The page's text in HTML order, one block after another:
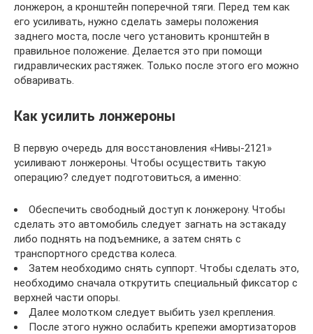
лонжерон, а кронштейн поперечной тяги. Перед тем как
его усиливать, нужно сделать замеры положения
заднего моста, после чего установить кронштейн в
правильное положение. Делается это при помощи
гидравлических растяжек. Только после этого его можно
обваривать.
Как усилить лонжероны
В первую очередь для восстановления «Нивы-2121»
усиливают лонжероны. Чтобы осуществить такую
операцию? следует подготовиться, а именно:
Обеспечить свободный доступ к лонжерону. Чтобы
сделать это автомобиль следует загнать на эстакаду
либо поднять на подъемнике, а затем снять с
транспортного средства колеса.
Затем необходимо снять суппорт. Чтобы сделать это,
необходимо сначала открутить специальный фиксатор с
верхней части опоры.
Далее молотком следует выбить узел крепления.
После этого нужно ослабить крепежи амортизаторов